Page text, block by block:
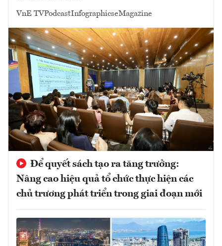
VnE TVPodcastInfographicseMagazine
Để quyết sách tạo ra tăng trưởng:
Nâng cao hiệu quả tổ chức thực hiện các
chủ trương phát triển trong giai đoạn mới